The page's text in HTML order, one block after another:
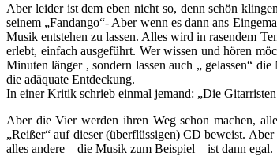
Aber leider ist dem eben nicht so, denn schön
seinem „Fandango“- Aber wenn es dann ans
Musik entstehen zu lassen. Alles wird in rasendem
erlebt, einfach ausgeführt. Wer wissen und hören
Minuten länger , sondern lassen auch „ gelassen“
die adäquate Entdeckung.
In einer Kritik schrieb einmal jemand: „Die
Aber die Vier werden ihren Weg schon machen,
„Reißer“ auf dieser (überflüssigen) CD beweist.
alles andere – die Musik zum Beispiel – ist dann egal.